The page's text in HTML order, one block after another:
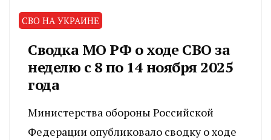
СВО НА УКРАИНЕ
Сводка МО РФ о ходе СВО за
неделю с 8 по 14 ноября 2025
года
Министерства обороны Российской
Федерации опубликовало сводку о ходе